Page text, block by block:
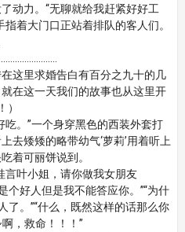
动力。“无聊就给我赶紧好好工
着大门口正站着排队的客人们。
这里求婚告白有百分之九十的几
在这一天我们的故事也从这里开
。”一个身穿黑色的西装外套打
去矮矮的略带幼气‘萝莉’用着听上
着可丽饼说到。
言叶小姐，请你做我女朋友
个好人但是我不能答应你。”“为什
了。”“什么，既然这样的话那么你
，救命！！！”